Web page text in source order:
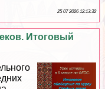
25 07 2026 12:13:32
Итоговый